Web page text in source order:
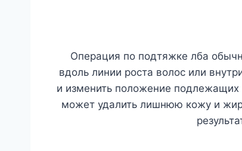
Операция по подтяжке лба
вдоль линии роста волос или
и изменить положение
может удалить лишнюю кожу и